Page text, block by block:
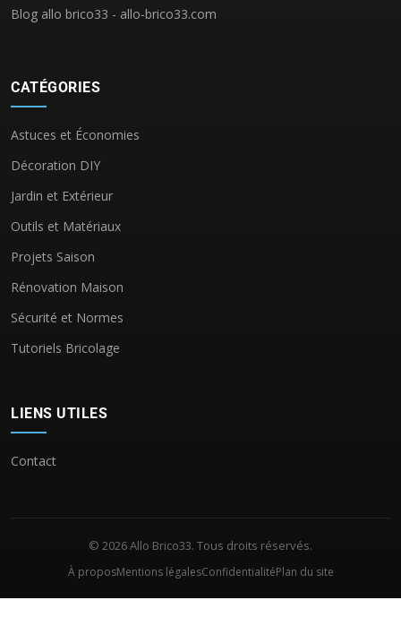
Blog allo brico33 - allo-brico33.com
CATÉGORIES
Astuces et Économies
Décoration DIY
Jardin et Extérieur
Outils et Matériaux
Projets Saison
Rénovation Maison
Sécurité et Normes
Tutoriels Bricolage
LIENS UTILES
Contact
© 2026 Allo Brico33. Tous droits réservés.
À proposMentions légalesConfidentialitéPlan du site